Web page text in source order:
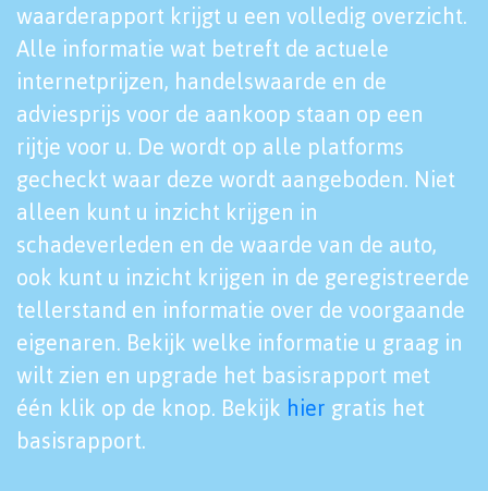
waarderapport krijgt u een volledig overzicht.
Alle informatie wat betreft de actuele
internetprijzen, handelswaarde en de
adviesprijs voor de aankoop staan op een
rijtje voor u. De wordt op alle platforms
gecheckt waar deze wordt aangeboden. Niet
alleen kunt u inzicht krijgen in
schadeverleden en de waarde van de auto,
ook kunt u inzicht krijgen in de geregistreerde
tellerstand en informatie over de voorgaande
eigenaren. Bekijk welke informatie u graag in
wilt zien en upgrade het basisrapport met
één klik op de knop. Bekijk hier gratis het
basisrapport.